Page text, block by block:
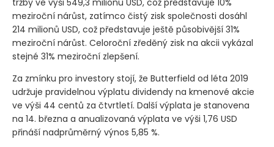
meziroční nárůst, zatímco čistý zisk společnosti dosáhl
214 milionů USD, což představuje ještě působivější 31%
meziroční nárůst. Celoroční zředěný zisk na akcii vykázal
stejné 31% meziroční zlepšení.
Za zmínku pro investory stojí, že Butterfield od léta 2019
udržuje pravidelnou výplatu dividendy na kmenové akcie
ve výši 44 centů za čtvrtletí. Další výplata je stanovena
na 14. března a anualizovaná výplata ve výši 1,76 USD
přináší nadprůměrný výnos 5,85 %.